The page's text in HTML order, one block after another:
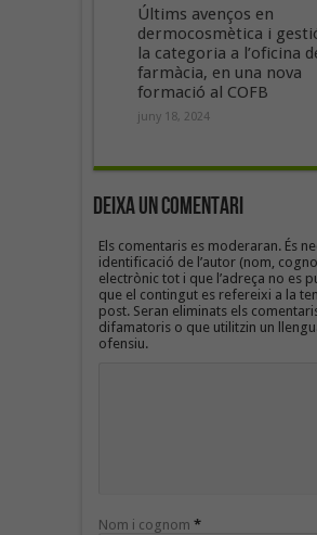
Últims avenços en
dermocosmètica i
la categoria a l’oficina
farmàcia, en una nova
formació al COFB
juny 18, 2024
Deixa un Comentari
Els comentaris es moderaran. És
identificació de l’autor (nom,
electrònic tot i que l’adreça no es
que el contingut es refereixi a la
post. Seran eliminats els
difamatoris o que utilitzin un
ofensiu.
Nom i cognom *